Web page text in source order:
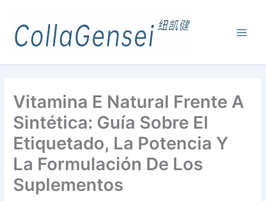
Vitamina E Natural Frente A
Sintética: Guía Sobre El
Etiquetado, La Potencia Y
La Formulación De Los
Suplementos